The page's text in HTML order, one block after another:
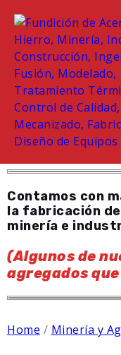
Contamos con
la fabricación
minería e
(Algunos de
agregados
Home / Minería y